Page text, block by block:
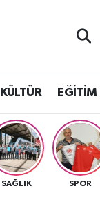
KÜLTÜR EĞİTİM
SAĞLIK SPOR